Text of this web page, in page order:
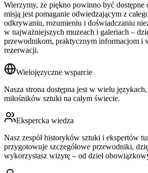
Wierzymy, że piękno powinno być dostępne
misją jest pomaganie odwiedzającym z
odkrywaniu, rozumieniu i doświadczaniu
w najważniejszych muzeach i galeriach –
przewodnikom, praktycznym informacjom i
rezerwacji.
Wielojęzyczne wsparcie
Nasza strona dostępna jest w wielu
miłośników sztuki na całym świecie.
Ekspercka wiedza
Nasz zespół historyków sztuki i ekspertów
przygotowuje szczegółowe przewodniki,
wykorzystasz wizytę – od dzieł